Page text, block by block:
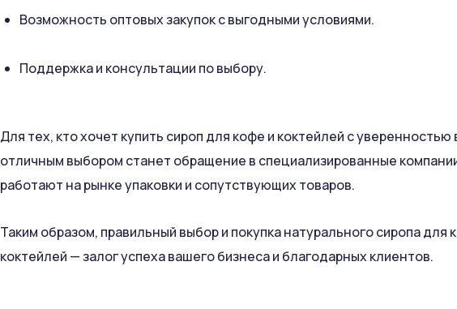
Возможность оптовых закупок с выгодными условиями.
Поддержка и консультации по выбору.
Для тех, кто хочет купить сироп для кофе и коктейлей с уверенностью
отличным выбором станет обращение в специализированные
работают на рынке упаковки и сопутствующих товаров.
Таким образом, правильный выбор и покупка натурального сиропа для
коктейлей — залог успеха вашего бизнеса и благодарных клиентов.